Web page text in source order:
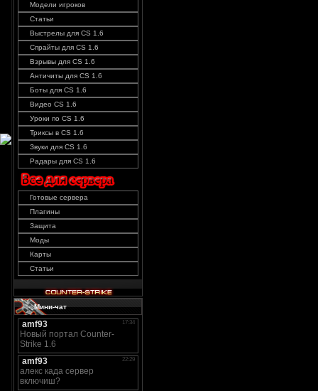
Модели игроков
Статьи
Выстрелы для CS 1.6
Спрайты для CS 1.6
Взрывы для CS 1.6
Античиты для CS 1.6
Боты для CS 1.6
Видео CS 1.6
Уроки по CS 1.6
Триксы в CS 1.6
Звуки для CS 1.6
Радары для CS 1.6
Готовые сервера
Плагины
Защита
Моды
Карты
Статьи
Мини-чат